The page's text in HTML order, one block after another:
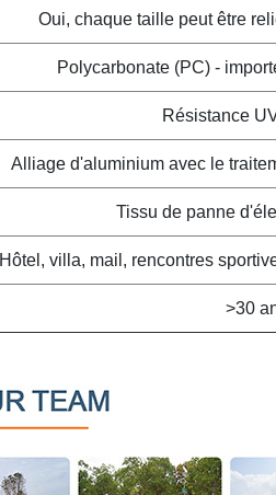
Oui, chaque taille peut être
Polycarbonate (PC) -
Résistance
Alliage d'aluminium avec le
Tissu de panne
Hôtel, villa, mail, rencontres
>30